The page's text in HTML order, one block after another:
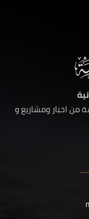
من اخبار ومشاريع و